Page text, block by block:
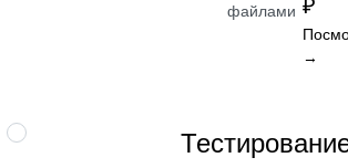
файлами ₽
→
и
НАВЫК